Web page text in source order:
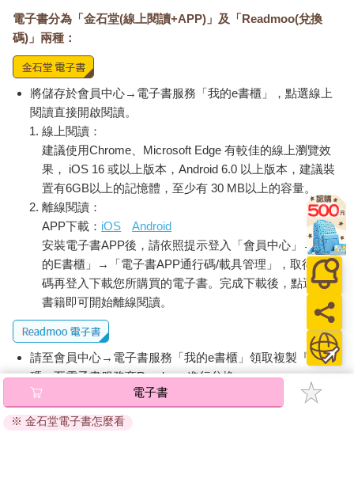
電子書分為「金石堂(線上閱讀+APP)」及「Readmoo(兌換
碼)」兩種：
將儲存於會員中心→電子書服務「我的e書櫃」，點選線上
閱讀直接開啟閱讀。
線上閱讀：
建議使用Chrome、Microsoft Edge 有較佳的線上瀏覽效
果， iOS 16 或以上版本，Android 6.0 以上版本，建議裝
置有6GB以上的記憶體，至少有 30 MB以上的容量。
離線閱讀：
APP下載： iOS
Android
安裝電子書APP後，請依照提示登入「會員中心」→「我
的E書櫃」→「電子書APP通行碼/載具管理」，取得通行
碼再登入下載您所購買的電子書。完成下載後，點選任一
書籍即可開始離線閱讀。
請至會員中心→電子書服務「我的e書櫃」領取複製『兌換
碼』至電子書服務商Readmoo進行兌換。
退換貨須知：
因版權保護，您在金石堂所購買的電子書僅能以金石堂專屬
電子書
※ 金石堂電子書怎麼看